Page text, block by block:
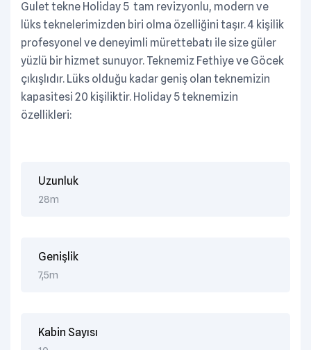
Gulet tekne Holiday 5 tam revizyonlu, modern ve
lüks teknelerimizden biri olma özelliğini taşır. 4 kişilik
profesyonel ve deneyimli mürettebatı ile size güler
yüzlü bir hizmet sunuyor. Teknemiz Fethiye ve Göcek
çıkışlıdır. Lüks olduğu kadar geniş olan teknemizin
kapasitesi 20 kişiliktir. Holiday 5 teknemizin
özellikleri:
Uzunluk
28m
Genişlik
7,5m
Kabin Sayısı